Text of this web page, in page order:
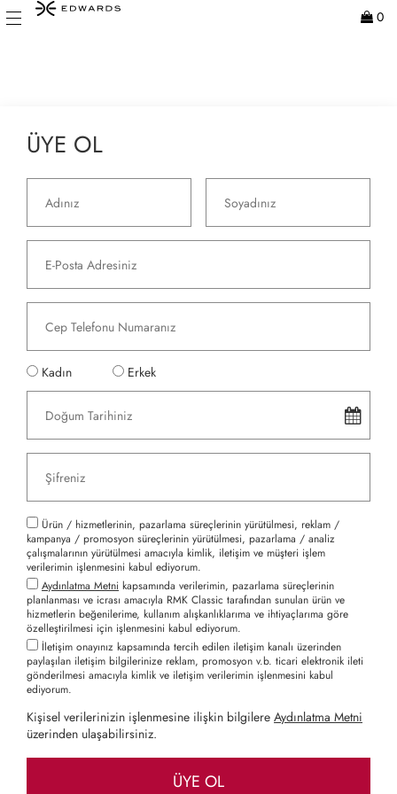
0
ÜYE OL
Kadın Erkek
Ürün / hizmetlerinin, pazarlama süreçlerinin yürütülmesi, reklam /
kampanya / promosyon süreçlerinin yürütülmesi, pazarlama / analiz
çalışmalarının yürütülmesi amacıyla kimlik, iletişim ve müşteri işlem
verilerimin işlenmesini kabul ediyorum.
Aydınlatma Metni kapsamında verilerimin, pazarlama süreçlerinin
planlanması ve icrası amacıyla RMK Classic tarafından sunulan ürün ve
hizmetlerin beğenilerime, kullanım alışkanlıklarıma ve ihtiyaçlarıma göre
özelleştirilmesi için işlenmesini kabul ediyorum.
İletişim onayınız kapsamında tercih edilen iletişim kanalı üzerinden
paylaşılan iletişim bilgilerinize reklam, promosyon v.b. ticari elektronik ileti
gönderilmesi amacıyla kimlik ve iletişim verilerimin işlenmesini kabul
ediyorum.
Kişisel verilerinizin işlenmesine ilişkin bilgilere Aydınlatma Metni
üzerinden ulaşabilirsiniz.
ÜYE OL